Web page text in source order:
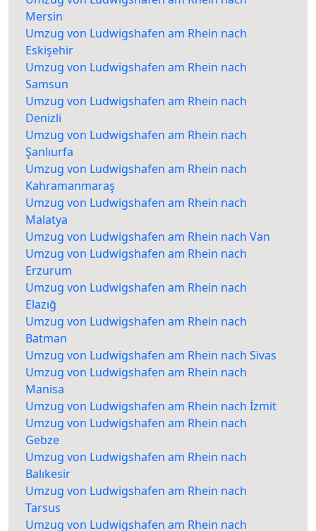
Mersin
Umzug von Ludwigshafen am Rhein nach
Eskişehir
Umzug von Ludwigshafen am Rhein nach
Samsun
Umzug von Ludwigshafen am Rhein nach
Denizli
Umzug von Ludwigshafen am Rhein nach
Şanlıurfa
Umzug von Ludwigshafen am Rhein nach
Kahramanmaraş
Umzug von Ludwigshafen am Rhein nach
Malatya
Umzug von Ludwigshafen am Rhein nach Van
Umzug von Ludwigshafen am Rhein nach
Erzurum
Umzug von Ludwigshafen am Rhein nach
Elazığ
Umzug von Ludwigshafen am Rhein nach
Batman
Umzug von Ludwigshafen am Rhein nach Sivas
Umzug von Ludwigshafen am Rhein nach
Manisa
Umzug von Ludwigshafen am Rhein nach İzmit
Umzug von Ludwigshafen am Rhein nach
Gebze
Umzug von Ludwigshafen am Rhein nach
Balıkesir
Umzug von Ludwigshafen am Rhein nach
Tarsus
Umzug von Ludwigshafen am Rhein nach